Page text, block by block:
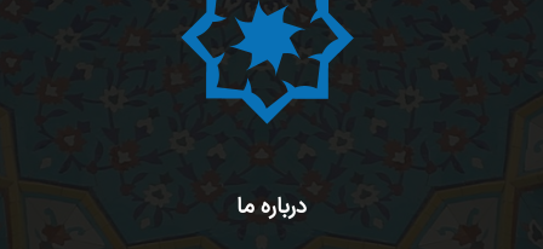
درباره ما